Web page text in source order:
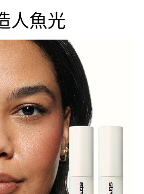
人魚光